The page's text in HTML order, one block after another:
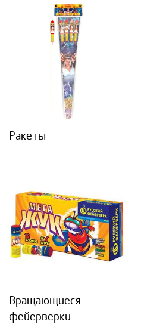
Ракеты
Вращающиеся
фейерверки